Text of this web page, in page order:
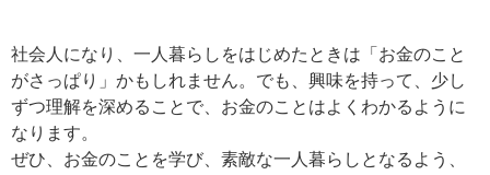
社会人になり、一人暮らしをはじめたときは「お金のこと
がさっぱり」かもしれません。でも、興味を持って、少し
ずつ理解を深めることで、お金のことはよくわかるように
なります。
ぜひ、お金のことを学び、素敵な一人暮らしとなるよう、